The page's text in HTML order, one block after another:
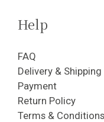
Help
FAQ
Delivery & Shipping
Payment
Return Policy
Terms & Conditions